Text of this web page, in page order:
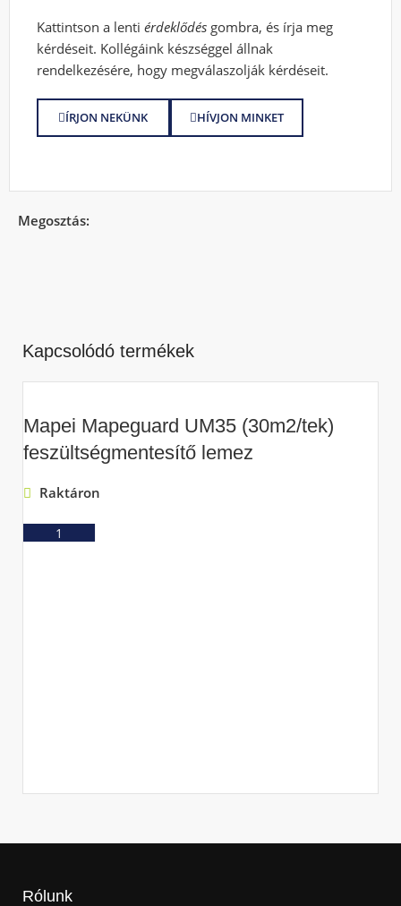
Kattintson a lentiérdeklődés gombra, és írja meg
kérdéseit. Kollégáink készséggel állnak
rendelkezésére, hogy megválaszolják kérdéseit.
ÍRJON NEKÜNK HÍVJON MINKET
Megosztás:
Kapcsolódó termékek
Mapei Mapeguard UM35 (30m2/tek)
feszültségmentesítő lemez
Raktáron
Rólunk